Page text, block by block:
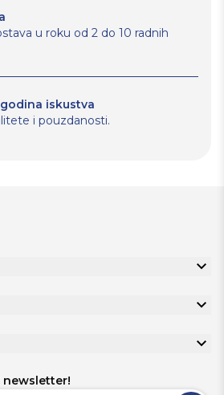
u roku od 2 do 10 radnih
iskustva
i pouzdanosti.
newsletter!